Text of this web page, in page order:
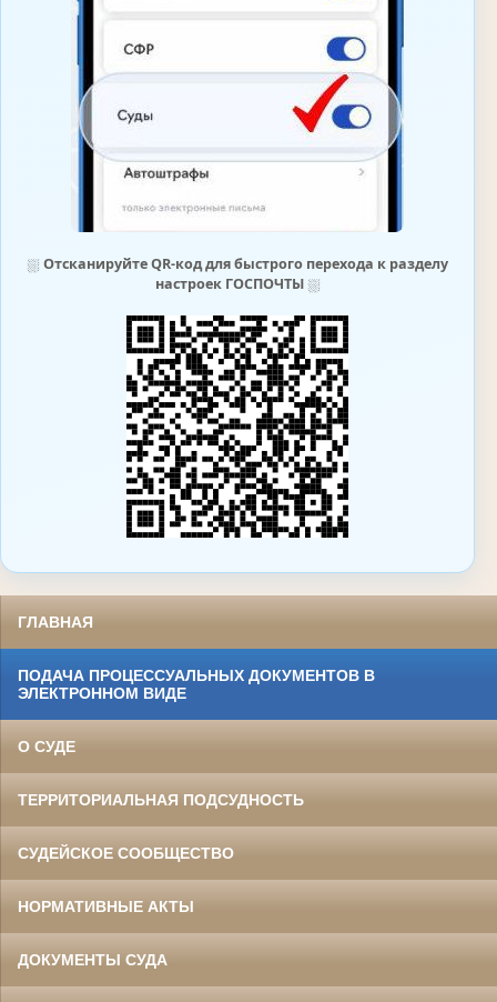
⛆ Отсканируйте QR-код для быстрого перехода к разделу
настроек ГОСПОЧТЫ⛆
ГЛАВНАЯ
ПОДАЧА ПРОЦЕССУАЛЬНЫХ ДОКУМЕНТОВ В
ЭЛЕКТРОННОМ ВИДЕ
О СУДЕ
ТЕРРИТОРИАЛЬНАЯ ПОДСУДНОСТЬ
СУДЕЙСКОЕ СООБЩЕСТВО
НОРМАТИВНЫЕ АКТЫ
ДОКУМЕНТЫ СУДА